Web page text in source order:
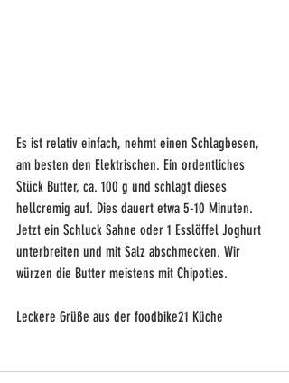
Es ist relativ einfach, nehmt einen Schlagbesen,
am besten den Elektrischen. Ein ordentliches
Stück Butter, ca. 100 g und schlagt dieses
hellcremig auf. Dies dauert etwa 5-10 Minuten.
Jetzt ein Schluck Sahne oder 1 Esslöffel Joghurt
unterbreiten und mit Salz abschmecken. Wir
würzen die Butter meistens mit Chipotles.
Leckere Grüße aus der foodbike21 Küche